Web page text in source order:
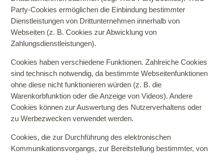
Party-Cookies ermöglichen die Einbindung bestimmter
Dienstleistungen von Drittunternehmen innerhalb von
Webseiten (z. B. Cookies zur Abwicklung von
Zahlungsdienstleistungen).
Cookies haben verschiedene Funktionen. Zahlreiche Cookies
sind technisch notwendig, da bestimmte Webseitenfunktionen
ohne diese nicht funktionieren würden (z. B. die
Warenkorbfunktion oder die Anzeige von Videos). Andere
Cookies können zur Auswertung des Nutzerverhaltens oder
zu Werbezwecken verwendet werden.
Cookies, die zur Durchführung des elektronischen
Kommunikationsvorgangs, zur Bereitstellung bestimmter, von